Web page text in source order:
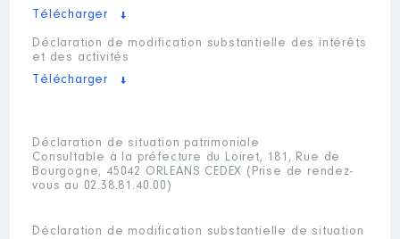
Télécharger
Déclaration de modification substantielle des intérêts
et des activités
Télécharger
Déclaration de situation patrimoniale
Consultable à la préfecture du Loiret, 181, Rue de
Bourgogne, 45042 ORLEANS CEDEX (Prise de rendez-
vous au 02.38.81.40.00)
Déclaration de modification substantielle de situation